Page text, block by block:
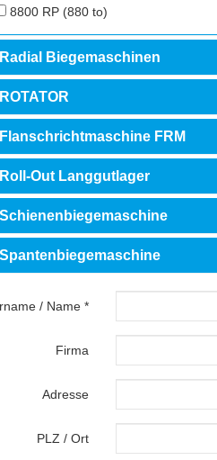
8800 RP (880 to)
Radial Biegemaschinen
ROTATOR
Flanschrichtmaschine FRM
Roll-Out Langgutlager
Schienenbiegemaschine
Spantenbiegemaschine
/ Name *
Firma
Adresse
PLZ / Ort